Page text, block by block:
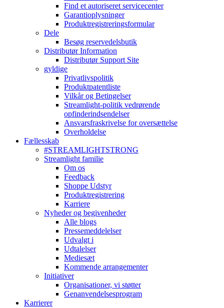
Find et autoriseret servicecenter
Garantioplysninger
Produktregistreringsformular
Dele
Besøg reservedelsbutik
Distributør Information
Distributør Support Site
gyldige
Privatlivspolitik
Produktpatentliste
Vilkår og Betingelser
Streamlight-politik vedrørende
opfinderindsendelser
Ansvarsfraskrivelse for oversættelse
Overholdelse
Fællesskab
#STREAMLIGHTSTRONG
Streamlight familie
Om os
Feedback
Shoppe Udstyr
Produktregistrering
Karriere
Nyheder og begivenheder
Alle blogs
Pressemeddelelser
Udvalgt i
Udtalelser
Mediesæt
Kommende arrangementer
Initiativer
Organisationer, vi støtter
Genanvendelsesprogram
Karrierer